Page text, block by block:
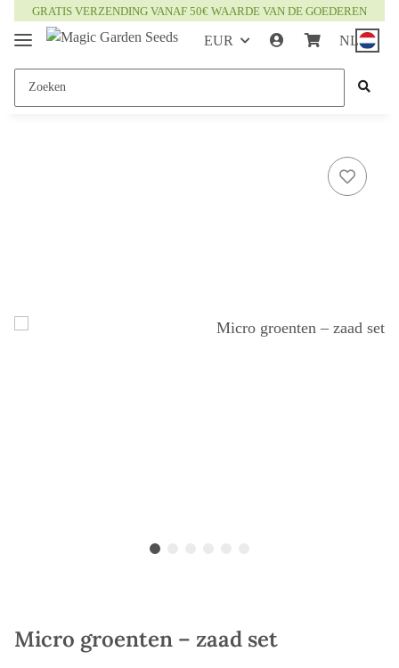
GRATIS VERZENDING VANAF 50€ WAARDE VAN DE GOEDEREN
EUR NL
Micro groenten – zaad set